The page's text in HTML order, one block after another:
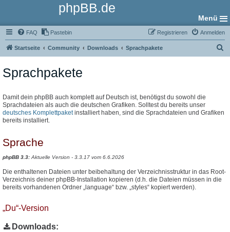
phpBB.de
Menü
FAQ Pastebin Anmelden
Registrieren
Startseite Community Downloads Sprachpakete
Sprachpakete
Damit dein phpBB auch komplett auf Deutsch ist, benötigst du sowohl die
Sprachdateien als auch die deutschen Grafiken. Solltest du bereits unser
deutsches Komplettpaketinstalliert haben, sind die Sprachdateien und Grafiken
bereits installiert.
Sprache
phpBB 3.3:Aktuelle Version - 3.3.17 vom 6.6.2026
Die enthaltenen Dateien unter beibehaltung der Verzeichnisstruktur in das Root-
Verzeichnis deiner phpBB-Installation kopieren (d.h. die Dateien müssen in die
bereits vorhandenen Ordner „language“ bzw. „styles“ kopiert werden).
„Du“-Version
Downloads: